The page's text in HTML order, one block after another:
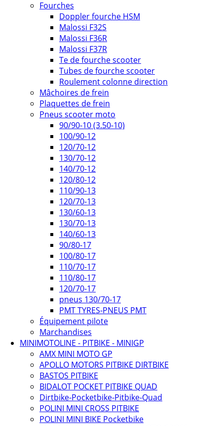
Fourches
Doppler fourche HSM
Malossi F32S
Malossi F36R
Malossi F37R
Te de fourche scooter
Tubes de fourche scooter
Roulement colonne direction
Mâchoires de frein
Plaquettes de frein
Pneus scooter moto
90/90-10 (3.50-10)
100/90-12
120/70-12
130/70-12
140/70-12
120/80-12
110/90-13
120/70-13
130/60-13
130/70-13
140/60-13
90/80-17
100/80-17
110/70-17
110/80-17
120/70-17
pneus 130/70-17
PMT TYRES-PNEUS PMT
Équipement pilote
Marchandises
MINIMOTOLINE - PITBIKE - MINIGP
AMX MINI MOTO GP
APOLLO MOTORS PITBIKE DIRTBIKE
BASTOS PITBIKE
BIDALOT POCKET PITBIKE QUAD
Dirtbike-Pocketbike-Pitbike-Quad
POLINI MINI CROSS PITBIKE
POLINI MINI BIKE Pocketbike